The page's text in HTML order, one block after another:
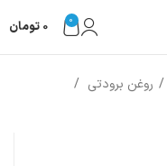
0
0 تومان
روغن برودتی